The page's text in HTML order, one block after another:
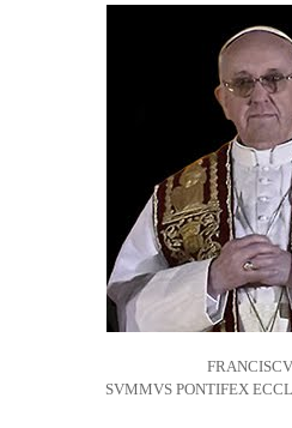
SVMMVS PONTIFEX